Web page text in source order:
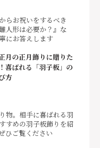
らお祝いをするべき
人形は必要か？』な
にお答えします
月の正月飾りに贈りた
喜ばれる「羽子板」の
方
物。相手に喜ばれる羽
すめの羽子板飾りを紹
ひご覧ください